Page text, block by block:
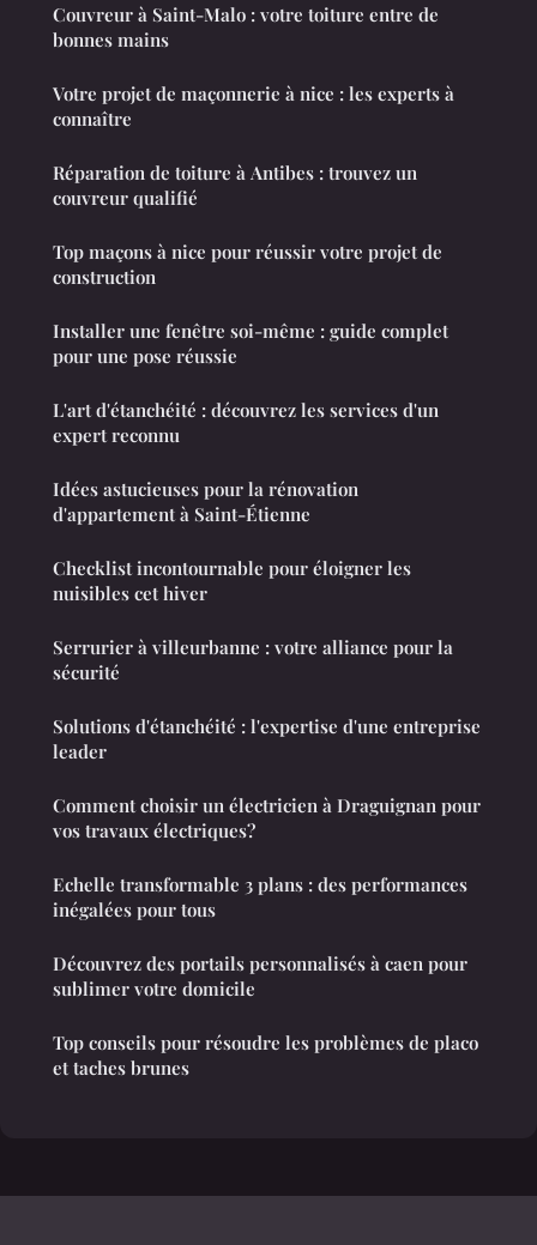
Couvreur à Saint-Malo : votre toiture entre de
bonnes mains
Votre projet de maçonnerie à nice : les experts à
connaître
Réparation de toiture à Antibes : trouvez un
couvreur qualifié
Top maçons à nice pour réussir votre projet de
construction
Installer une fenêtre soi-même : guide complet
pour une pose réussie
L'art d'étanchéité : découvrez les services d'un
expert reconnu
Idées astucieuses pour la rénovation
d'appartement à Saint-Étienne
Checklist incontournable pour éloigner les
nuisibles cet hiver
Serrurier à villeurbanne : votre alliance pour la
sécurité
Solutions d'étanchéité : l'expertise d'une entreprise
leader
Comment choisir un électricien à Draguignan pour
vos travaux électriques?
Echelle transformable 3 plans : des performances
inégalées pour tous
Découvrez des portails personnalisés à caen pour
sublimer votre domicile
Top conseils pour résoudre les problèmes de placo
et taches brunes